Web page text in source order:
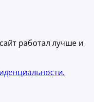
работал лучше и